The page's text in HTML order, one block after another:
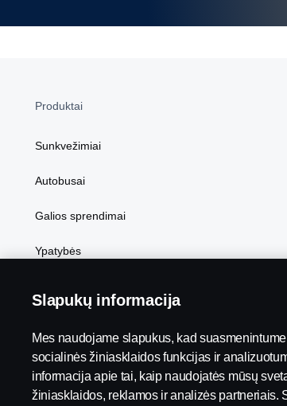
Produktai
Sunkvežimiai
Autobusai
Galios sprendimai
Ypatybės
Scania in Your Region: LIETUVA
Slapukų informacija
Mes naudojame slapukus, kad
socialinės žiniasklaidos funkcijas ir
informacija apie tai, kaip naudojatės mūsų
žiniasklaidos, reklamos ir analizės partneriais.